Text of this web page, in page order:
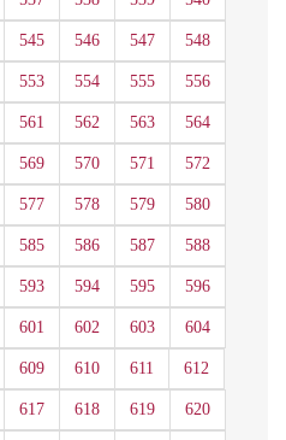
545 546 547 548
553 554 555 556
561 562 563 564
569 570 571 572
577 578 579 580
585 586 587 588
593 594 595 596
601 602 603 604
609 610 611 612
617 618 619 620